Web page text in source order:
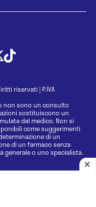
riservati| P.IVA
non sono un consulto
sostituiscono un
dal medico. Non si
come suggerimenti
di un
di un farmaco senza
generale o uno specialista.